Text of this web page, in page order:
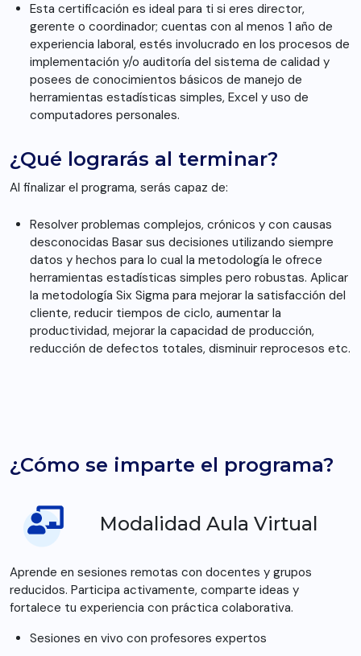
Esta certificación es ideal para ti si eres director,
gerente o coordinador; cuentas con al menos 1 año de
experiencia laboral, estés involucrado en los procesos de
implementación y/o auditoría del sistema de calidad y
posees de conocimientos básicos de manejo de
herramientas estadísticas simples, Excel y uso de
computadores personales.
¿Qué lograrás al terminar?
Al finalizar el programa, serás capaz de:
Resolver problemas complejos, crónicos y con causas
desconocidas Basar sus decisiones utilizando siempre
datos y hechos para lo cual la metodología le ofrece
herramientas estadísticas simples pero robustas. Aplicar
la metodología Six Sigma para mejorar la satisfacción del
cliente, reducir tiempos de ciclo, aumentar la
productividad, mejorar la capacidad de producción,
reducción de defectos totales, disminuir reprocesos etc.
¿Cómo se imparte el programa?
Modalidad Aula Virtual
Aprende en sesiones remotas con docentes y grupos
reducidos. Participa activamente, comparte ideas y
fortalece tu experiencia con práctica colaborativa.
Sesiones en vivo con profesores expertos